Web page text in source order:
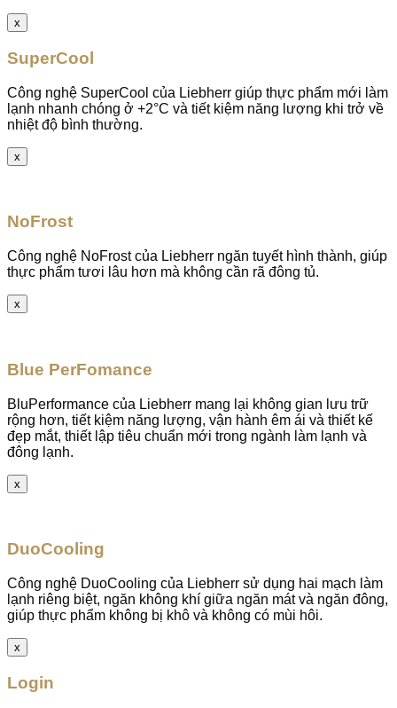
x
SuperCool
Công nghệ SuperCool của Liebherr giúp thực phẩm mới làm
lạnh nhanh chóng ở +2°C và tiết kiệm năng lượng khi trở về
nhiệt độ bình thường.
x
NoFrost
Công nghệ NoFrost của Liebherr ngăn tuyết hình thành, giúp
thực phẩm tươi lâu hơn mà không cần rã đông tủ.
x
Blue PerFomance
BluPerformance của Liebherr mang lại không gian lưu trữ
rộng hơn, tiết kiệm năng lượng, vận hành êm ái và thiết kế
đẹp mắt, thiết lập tiêu chuẩn mới trong ngành làm lạnh và
đông lạnh.
x
DuoCooling
Công nghệ DuoCooling của Liebherr sử dụng hai mạch làm
lạnh riêng biệt, ngăn không khí giữa ngăn mát và ngăn đông,
giúp thực phẩm không bị khô và không có mùi hôi.
x
Login